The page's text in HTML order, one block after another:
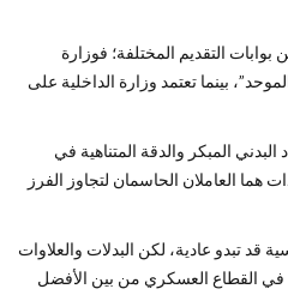
بوابات التقديم المختلفة؛ فوزارة
بينما تعتمد وزارة الداخلية على
البدني المبكر والدقة المتناهية في
هما العاملان الحاسمان لتجاوز الفرز
قد تبدو عادية، لكن البدلات والعلاوات
في القطاع العسكري من بين الأفضل